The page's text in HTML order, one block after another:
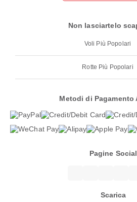
Non lasciartelo
Voli Più Popolari
Rotte Più Popolari
Metodi di Pagamento
Pagine Social
Scarica